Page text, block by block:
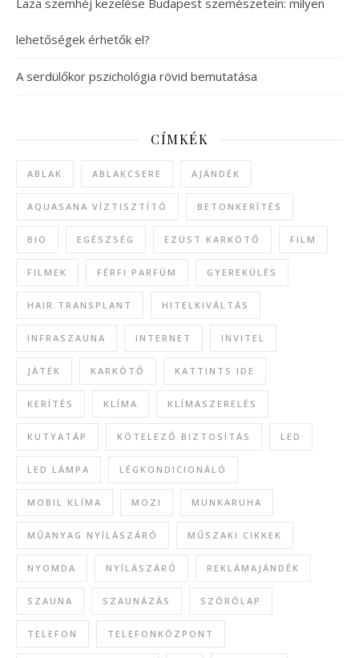
Laza szemhéj kezelése Budapest szemészetein: milyen
lehetőségek érhetők el?
A serdülőkor pszichológia rövid bemutatása
CÍMKÉK
ABLAK ABLAKCSERE AJÁNDÉK
AQUASANA VÍZTISZTÍTÓ BETONKERÍTÉS
BIO EGÉSZSÉG EZÜST KARKÖTŐ FILM
FILMEK FÉRFI PARFÜM GYEREKÜLÉS
HAIR TRANSPLANT HITELKIVÁLTÁS
INFRASZAUNA INTERNET INVITEL
JÁTÉK KARKÖTŐ KATTINTS IDE
KERÍTÉS KLÍMA KLÍMASZERELÉS
KUTYATÁP KÖTELEZŐ BIZTOSÍTÁS LED
LED LÁMPA LÉGKONDICIONÁLÓ
MOBIL KLÍMA MOZI MUNKARUHA
MŰANYAG NYÍLÁSZÁRÓ MŰSZAKI CIKKEK
NYOMDA NYÍLÁSZÁRÓ REKLÁMAJÁNDÉK
SZAUNA SZAUNÁZÁS SZÓRÓLAP
TELEFON TELEFONKÖZPONT